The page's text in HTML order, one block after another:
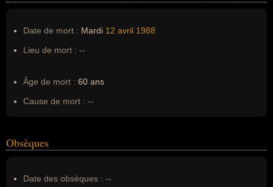
Date de mort : Mardi 12 avril 1988
Lieu de mort : --
Âge de mort : 60 ans
Cause de mort : --
Obsèques
Date des obsèques : --